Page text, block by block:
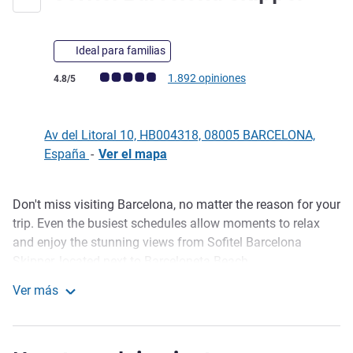
Ideal para familias
Nota de clientes de Avis (Clasificación de ALL)
4.8/5 1.892 opiniones
Av del Litoral 10, HB004318, 08005 BARCELONA,
España - Ver el mapa
Descripción
Don't miss visiting Barcelona, no matter the reason for your
trip. Even the busiest schedules allow moments to relax
and enjoy the stunning views from Sofitel Barcelona
Barcelona, la ciudad de Gaudí, es una de las más
tecnológicos como el Mobile World se celebran en esta
ciudad. No todo es futuro, la cultura y la historia son
Ver más